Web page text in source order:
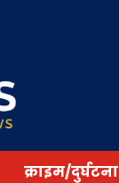
क्राइम/दुर्घटना